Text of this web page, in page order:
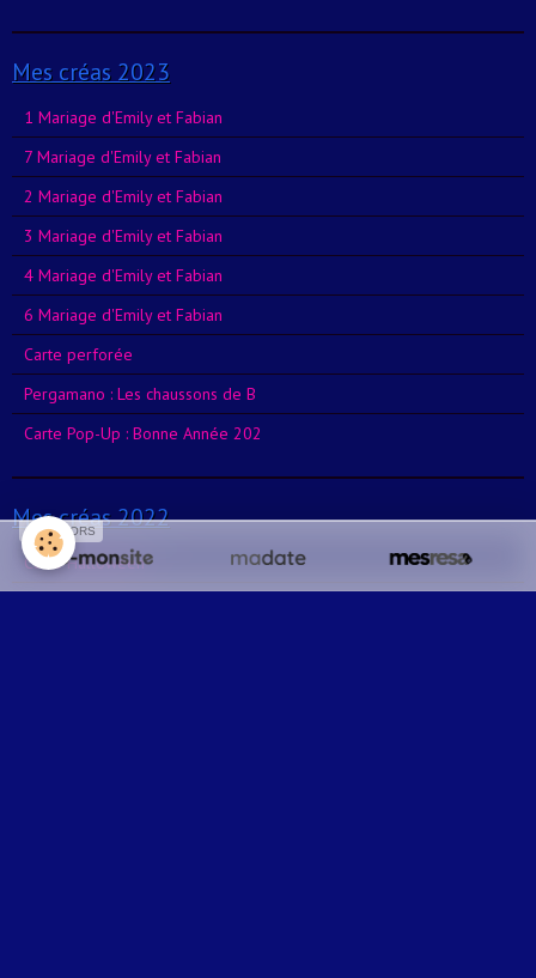
Mes créas 2023
1 Mariage d'Emily et Fabian
7 Mariage d'Emily et Fabian
2 Mariage d'Emily et Fabian
3 Mariage d'Emily et Fabian
4 Mariage d'Emily et Fabian
6 Mariage d'Emily et Fabian
Carte perforée
Pergamano : Les chaussons de B
Carte Pop-Up : Bonne Année 202
Mes créas 2022
Carte Halloween
SPONSORS